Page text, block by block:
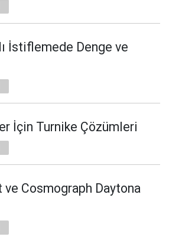
İstiflemede Denge ve
İçin Turnike Çözümleri
ve Cosmograph Daytona